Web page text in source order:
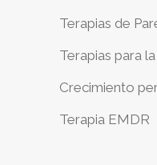
Terapias de
Terapias para
Crecimiento
Terapia EMDR